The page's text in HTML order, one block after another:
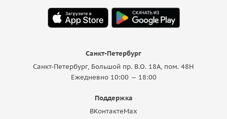
Санкт-Петербург
Санкт-Петербург, Большой пр. В.О. 18A, пом. 48Н
Ежедневно 10:00 — 18:00
Поддержка
ВКонтактеMax